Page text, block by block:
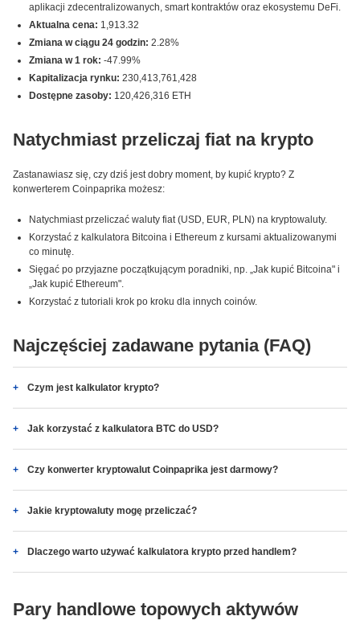
aplikacji zdecentralizowanych, smart kontraktów oraz ekosystemu DeFi.
Aktualna cena: 1,913.32
Zmiana w ciągu 24 godzin: 2.28%
Zmiana w 1 rok: -47.99%
Kapitalizacja rynku: 230,413,761,428
Dostępne zasoby: 120,426,316 ETH
Natychmiast przeliczaj fiat na krypto
Zastanawiasz się, czy dziś jest dobry moment, by kupić krypto? Z
konwerterem Coinpaprika możesz:
Natychmiast przeliczać waluty fiat (USD, EUR, PLN) na kryptowaluty.
Korzystać z kalkulatora Bitcoina i Ethereum z kursami aktualizowanymi
co minutę.
Sięgać po przyjazne początkującym poradniki, np. „Jak kupić Bitcoina" i
„Jak kupić Ethereum".
Korzystać z tutoriali krok po kroku dla innych coinów.
Najczęściej zadawane pytania (FAQ)
Czym jest kalkulator krypto?
Jak korzystać z kalkulatora BTC do USD?
Czy konwerter kryptowalut Coinpaprika jest darmowy?
Jakie kryptowaluty mogę przeliczać?
Dlaczego warto używać kalkulatora krypto przed handlem?
Pary handlowe topowych aktywów